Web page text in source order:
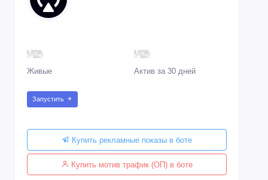
Живые Актив за 30 дней
Запустить
Купить рекламные показы в боте
Купить мотив трафик (ОП) в боте